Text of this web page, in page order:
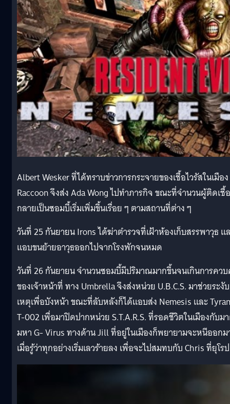
Albert Wesker ที่ได้ทราบข่าวการกระจายของเชื้อไวรัสในเมือง
Raccoon จึงส่ง Ada Wong ไปทำภารกิจ ขณะที่จำนวนผู้ติดเชื้อ
กลายเป็นซอมบี้เริ่มเพิ่มขึ้นเรื่อย ๆ ตามสถานที่ต่าง ๆ
วันที่ 25 กันยายน Irons ได้ฆ่าตำรวจที่เฝ้าห้องเก็บสรรพาวุธ แ
แอบขนย้ายอาวุธออกไปจากโรงพักจนหมด
วันที่ 26 กันยายน จำนวนซอมบี้มีปริมาณมากขึ้นจนเกินการคว
ของเจ้าหน้าที่ ทาง Umbrella จึงส่งหน่วย U.B.C.S. มาช่วยระงับ
เหตุเพื่อบังหน้า ขณะที่ลับหลังก็ได้แอบส่ง Nemesis และ
T-002 เพื่อมาปิดปากหน่วย S.T.A.R.S. ที่รอดชีวิตในเมืองกับม
มหา G- Virus ทางด้าน Jill ที่อยู่ในเมืองก็พยายามจะหนีออกม
เมื่อรู้ว่าทุกอย่างเริ่มเลวร้ายลง เพื่อจะไปสมทบกับ Chris ที่ยุโรป